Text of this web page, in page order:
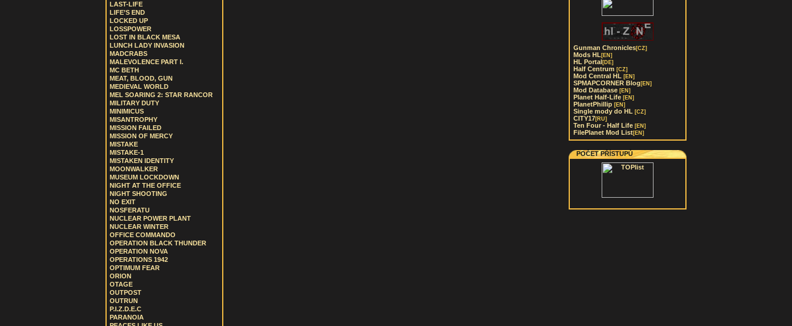
LAST-LIFE
LIFE’S END
LOCKED UP
LOSSPOWER
LOST IN BLACK MESA
LUNCH LADY INVASION
MADCRABS
MALEVOLENCE PART I.
MC BETH
MEAT, BLOOD, GUN
MEDIEVAL WORLD
MEL SOARING 2: STAR RANCOR
MILITARY DUTY
MINIMICUS
MISANTROPHY
MISSION FAILED
MISSION OF MERCY
MISTAKE
MISTAKE-1
MISTAKEN IDENTITY
MOONWALKER
MUSEUM LOCKDOWN
NIGHT AT THE OFFICE
NIGHT SHOOTING
NO EXIT
NOSFERATU
NUCLEAR POWER PLANT
NUCLEAR WINTER
OFFICE COMMANDO
OPERATION BLACK THUNDER
OPERATION NOVA
OPERATIONS 1942
OPTIMUM FEAR
ORION
OTAGE
OUTPOST
OUTRUN
P.I.Z.D.E.C
PARANOIA
Gunman Chronicles[CZ]
Mods HL [EN]
HL Portal[DE]
Half Centrum [CZ]
Mod Central HL [EN]
SPMAPCORNER Blog [EN]
Mod Database [EN]
Planet Half-Life [EN]
PlanetPhillip [EN]
Single mody do HL [CZ]
CITY17[RU]
Ten Four - Half Life [EN]
FilePlanet Mod List[EN]
POČET PŘÍSTUPŮ